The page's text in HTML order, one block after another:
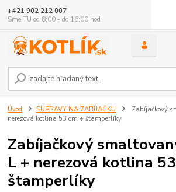
+421 902 212 007
Sme TU od 8:00 - do 16:00 hod
Úvod SÚPRAVY NA ZABÍJAČKU
Zabíjačkový
nerezová kotlina 53 cm + štamperlíky
Zabíjačkový
L + nerezová kotlina
štamperlíky